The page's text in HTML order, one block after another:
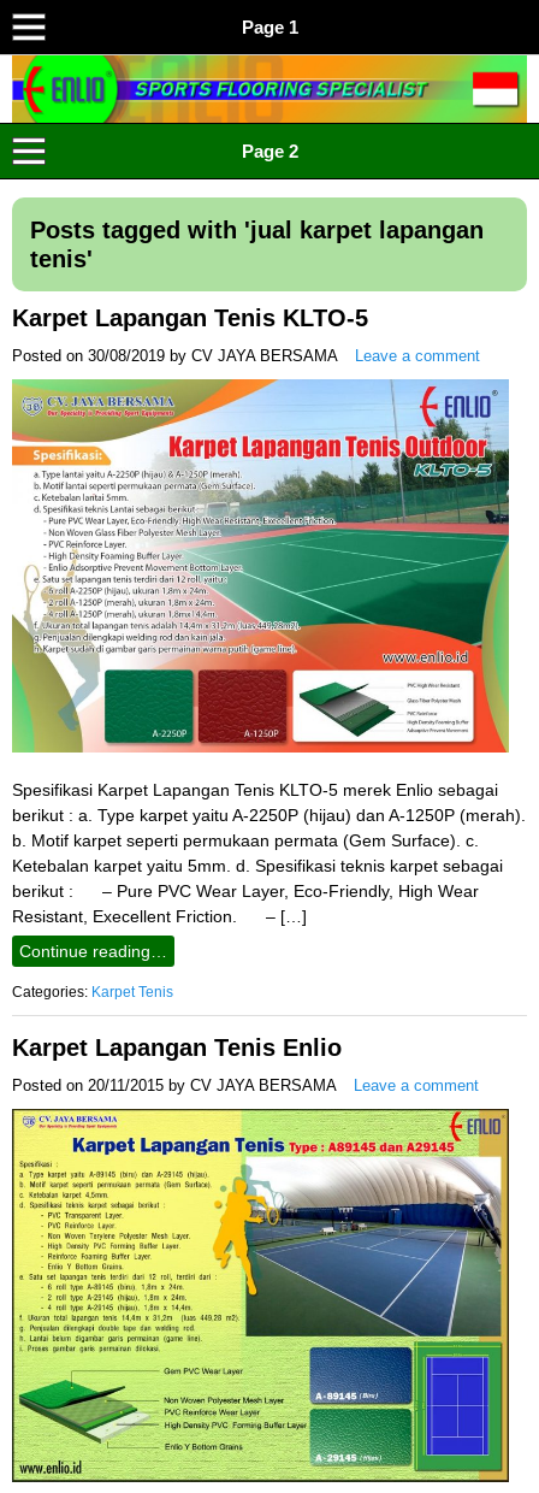
Page 1
ENLIO INDONESIA
Menyediakan Karpet Lapangan Olahraga Yang Lengkap
Page 2
Posts tagged with 'jual karpet lapangan
tenis'
Karpet Lapangan Tenis KLTO-5
Posted on 30/08/2019 by CV JAYA BERSAMA Leave a comment
Spesifikasi Karpet Lapangan Tenis KLTO-5 merek Enlio sebagai
berikut : a. Type karpet yaitu A-2250P (hijau) dan A-1250P (merah).
b. Motif karpet seperti permukaan permata (Gem Surface). c.
Ketebalan karpet yaitu 5mm. d. Spesifikasi teknis karpet sebagai
berikut : – Pure PVC Wear Layer, Eco-Friendly, High Wear
Resistant, Execellent Friction. – […]
Continue reading…
Categories: Karpet Tenis
Karpet Lapangan Tenis Enlio
Posted on 20/11/2015 by CV JAYA BERSAMA Leave a comment